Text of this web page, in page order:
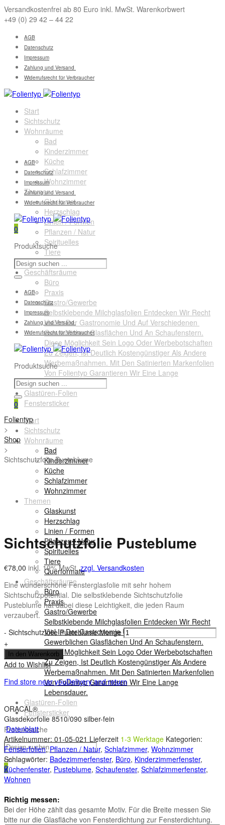
Versandkostenfrei ab 80 Euro inkl. MwSt. Warenkorbwert
+49 (0) 29 42 – 44 22
AGB
Datenschutz
Impressum
Zahlung und Versand
Widerrufsrecht für Verbraucher
Start
Sichtschutz
Wohnräume
Bad
Kinderzimmer
Küche
Schlafzimmer
Wohnzimmer
Themen
Glaskunst
Herzschlag
Linien / Formen
Pflanzen / Natur
Spirituelles
Tiere
Querformate
Geschäftsräume
Büro
Praxis
Gastro/Gewerbe
Selbstklebende Milchglasfolien Entdecken Wir Recht
Viel In Der Gastronomie Und Auf Verschiedenen
Gewerblichen Glasflächen Und An Schaufenstern.
Diese Möglichkeit Sein Logo Oder Werbebotschaften
Zu Zeigen, Ist Deutlich Kostengünstiger Als Andere
Werbemaßnahmen. Mit Den Satinierten Markenfolien
Von Folientyp Garantieren Wir Eine Lange
Lebensdauer.
Glastüren-Folien
Fenstersticker
Start
Sichtschutz
Wohnräume
Bad
Kinderzimmer
Küche
Schlafzimmer
Wohnzimmer
Themen
Glaskunst
Herzschlag
Linien / Formen
Pflanzen / Natur
Spirituelles
Tiere
Querformate
Geschäftsräume
Büro
Praxis
Gastro/Gewerbe
Selbstklebende Milchglasfolien Entdecken Wir Recht
Viel In Der Gastronomie Und Auf Verschiedenen
Gewerblichen Glasflächen Und An Schaufenstern.
Diese Möglichkeit Sein Logo Oder Werbebotschaften
Zu Zeigen, Ist Deutlich Kostengünstiger Als Andere
Werbemaßnahmen. Mit Den Satinierten Markenfolien
Von Folientyp Garantieren Wir Eine Lange
Lebensdauer.
Glastüren-Folien
Fenstersticker
Produktsuche
0
AGB
Datenschutz
Impressum
Zahlung und Versand
Widerrufsrecht für Verbraucher
0
Produktsuche
AGB
Datenschutz
Impressum
Zahlung und Versand
Widerrufsrecht für Verbraucher
Produktsuche
0
Folientyp
>
Shop
>
Sichtschutzfolie Pusteblume
Sichtschutzfolie Pusteblume
€78,00 inkl. 19% MwSt.zzgl. Versandkosten
Eine wunderschöne Fensterglasfolie mit sehr hohem
Sichtschutzpotential. Die selbstklebende Sichtschutzfolie
Pusteblume hat dabei diese Leichtigkeit, die jeden Raum
verzaubert.
- Sichtschutzfolie Pusteblume Menge
+
In den Warenkorb
Add to Wishlist
Find store near youDelivery and return
ORACAL®
Glasdekorfolie 8510/090 silber-fein
Datenblatt
Artikelnummer: 01-05-021 Lieferzeit 1-3 Werktage Kategorien:
Fensterfolien,Pflanzen / Natur, Schlafzimmer, Wohnzimmer
Schlagwörter: Badezimmerfenster, Büro, Kinderzimmerfenster,
Küchenfenster, Pusteblume, Schaufenster, Schlafzimmerfenster,
Wohnen
Richtig messen:
Bei der Höhe zählt das gesamte Motiv. Für die Breite messen Sie
bitte nur die Glasfläche von Fensterdichtung zur Fensterdichtung.